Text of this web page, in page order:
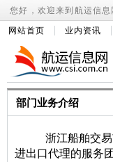
您好，欢迎来到航运信息
网站首页 业内资讯
部门业务介绍
浙江船舶交
进出口代理的服务